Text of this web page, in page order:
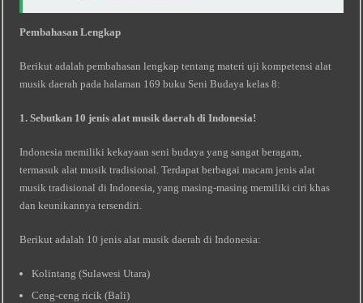
Pembahasan Lengkap
Berikut adalah pembahasan lengkap tentang materi uji kompetensi alat
musik daerah pada halaman 169 buku Seni Budaya kelas 8:
1. Sebutkan 10 jenis alat musik daerah di Indonesia!
Indonesia memiliki kekayaan seni budaya yang sangat beragam,
termasuk alat musik tradisional. Terdapat berbagai macam jenis alat
musik tradisional di Indonesia, yang masing-masing memiliki ciri khas
dan keunikannya tersendiri.
Berikut adalah 10 jenis alat musik daerah di Indonesia:
Kolintang (Sulawesi Utara)
Ceng-ceng ricik (Bali)